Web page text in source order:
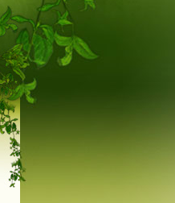
사고팔기 게시판 만들어줘